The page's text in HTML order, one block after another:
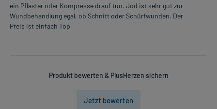
ein Pflaster oder Kompresse drauf tun. Jod ist sehr gut zur
Wundbehandlung egal, ob Schnitt oder Schürfwunden. Der
Preis ist einfach Top
Produkt bewerten & PlusHerzen sichern
Jetzt bewerten